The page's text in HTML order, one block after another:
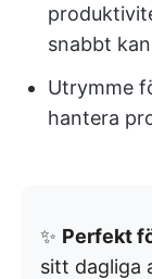
snabbt
Utrymme
hantera
✨ Perfekt
sitt dagliga